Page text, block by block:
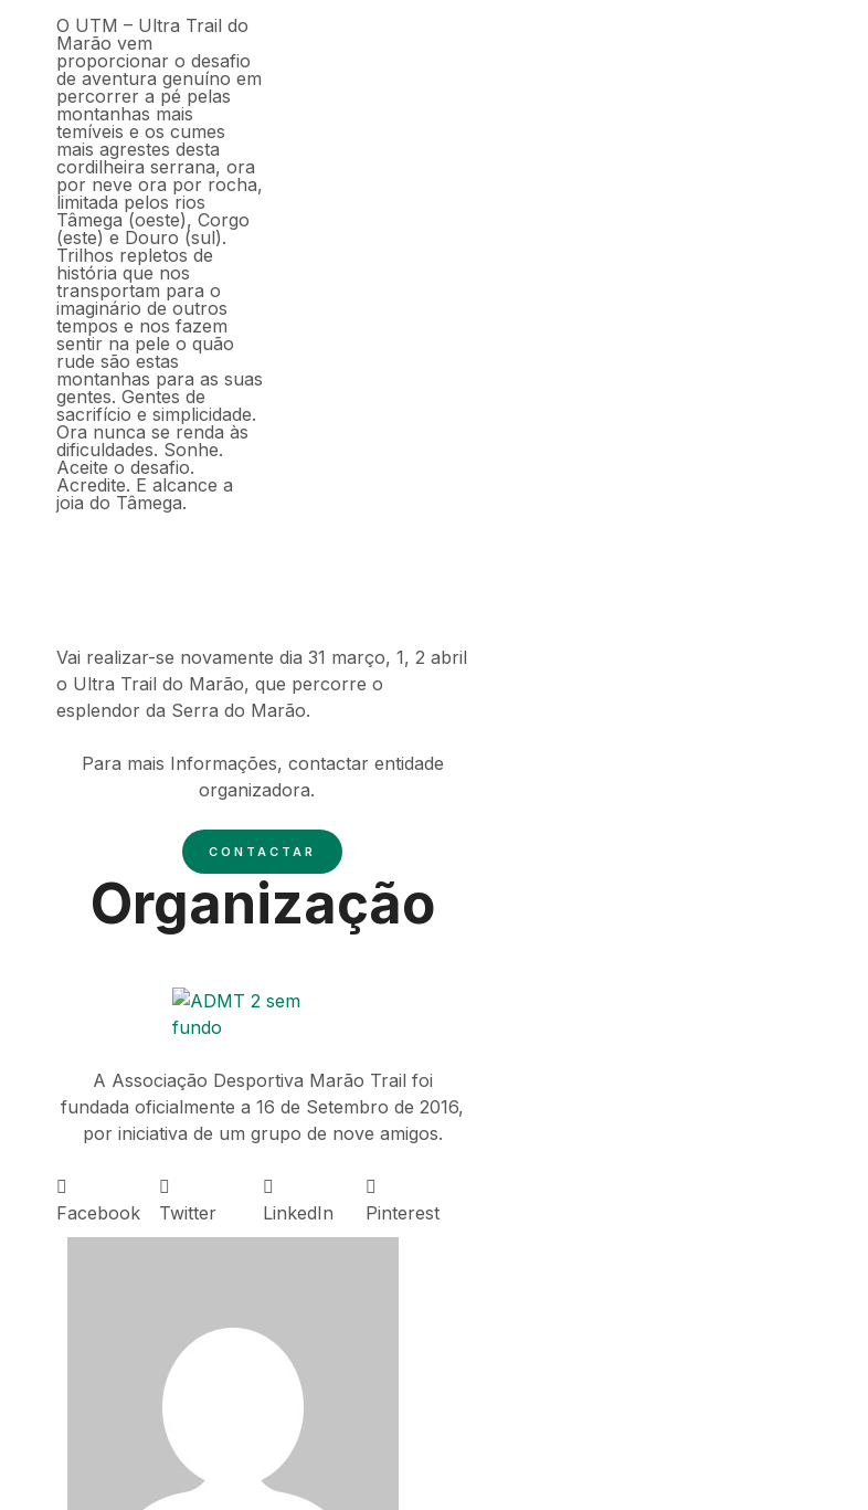
O UTM – Ultra Trail do
Marão vem
proporcionar o desafio
de aventura genuíno em
percorrer a pé pelas
montanhas mais
temíveis e os cumes
mais agrestes desta
cordilheira serrana, ora
por neve ora por rocha,
limitada pelos rios
Tâmega (oeste), Corgo
(este) e Douro (sul).
Trilhos repletos de
história que nos
transportam para o
imaginário de outros
tempos e nos fazem
sentir na pele o quão
rude são estas
montanhas para as suas
gentes. Gentes de
sacrifício e simplicidade.
Ora nunca se renda às
dificuldades. Sonhe.
Aceite o desafio.
Acredite. E alcance a
joia do Tâmega.
Vai realizar-se novamente dia 31 março, 1, 2 abril
o Ultra Trail do Marão, que percorre o
esplendor da Serra do Marão.
Para mais Informações, contactar entidade
organizadora.
CONTACTAR
Organização
A Associação Desportiva Marão Trail foi
fundada oficialmente a 16 de Setembro de 2016,
por iniciativa de um grupo de nove amigos.
Facebook Twitter LinkedIn Pinterest